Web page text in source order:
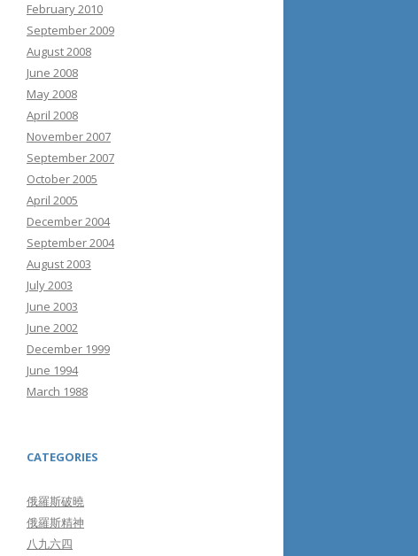
February 2010
September 2009
August 2008
June 2008
May 2008
April 2008
November 2007
September 2007
October 2005
April 2005
December 2004
September 2004
August 2003
July 2003
June 2003
June 2002
December 1999
June 1994
March 1988
CATEGORIES
俄羅斯破曉
俄羅斯精神
八九六四